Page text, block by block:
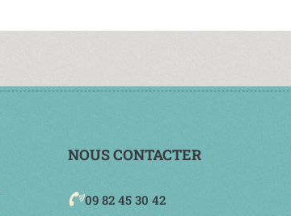
NOUS CONTACTER
09 82 45 30 42